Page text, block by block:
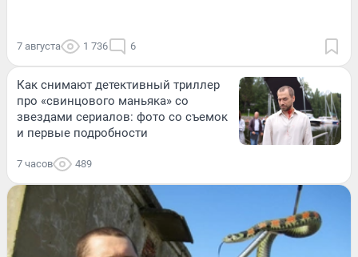
7 августа 1 736 6
Как снимают детективный триллер
про «свинцового маньяка» со
звездами сериалов: фото со съемок
и первые подробности
7 часов 489